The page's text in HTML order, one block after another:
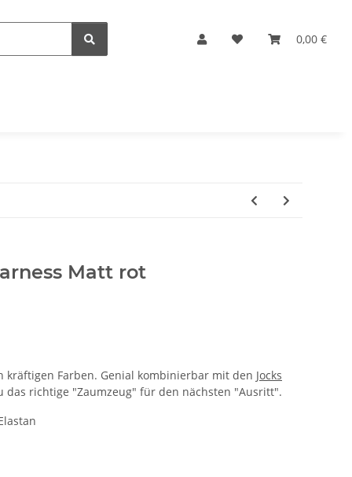
0,00 €
Matt rot
kräftigen Farben. Genial kombinierbar mit den Jocks
das richtige "Zaumzeug" für den nächsten "Ausritt".